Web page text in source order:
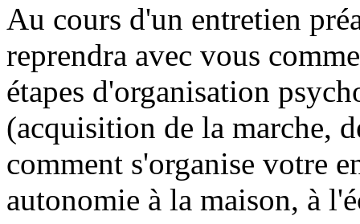
Au cours d'un entretien
reprendra avec vous
étapes d'organisation
(acquisition de la marche,
comment s'organise votre
autonomie à la maison, à